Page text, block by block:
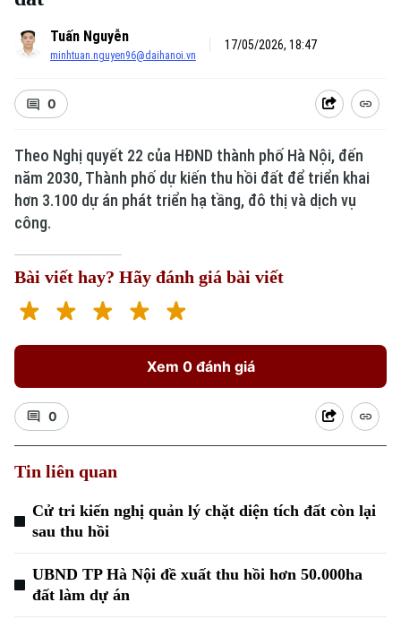
Tuấn Nguyễn
minhtuan.nguyen96@daihanoi.vn
17/05/2026, 18:47
0
Theo Nghị quyết 22 của HĐND thành phố Hà Nội, đến
năm 2030, Thành phố dự kiến thu hồi đất để triển khai
hơn 3.100 dự án phát triển hạ tầng, đô thị và dịch vụ
công.
Bài viết hay? Hãy đánh giá bài viết
Xem 0 đánh giá
0
Tin liên quan
Cử tri kiến nghị quản lý chặt diện tích đất còn lại
sau thu hồi
UBND TP Hà Nội đề xuất thu hồi hơn 50.000ha
đất làm dự án